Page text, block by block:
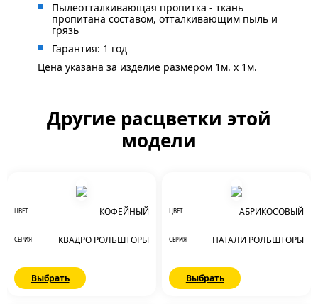
Пылеотталкивающая пропитка - ткань
пропитана составом, отталкивающим пыль и
грязь
Гарантия: 1 год
Цена указана за изделие размером 1м. x 1м.
Другие расцветки этой
модели
ЦВЕТ КОФЕЙНЫЙ
СЕРИЯ КВАДРО РОЛЬШТОРЫ
Выбрать
ЦВЕТ АБРИКОСОВЫЙ
СЕРИЯ НАТАЛИ РОЛЬШТОРЫ
Выбрать